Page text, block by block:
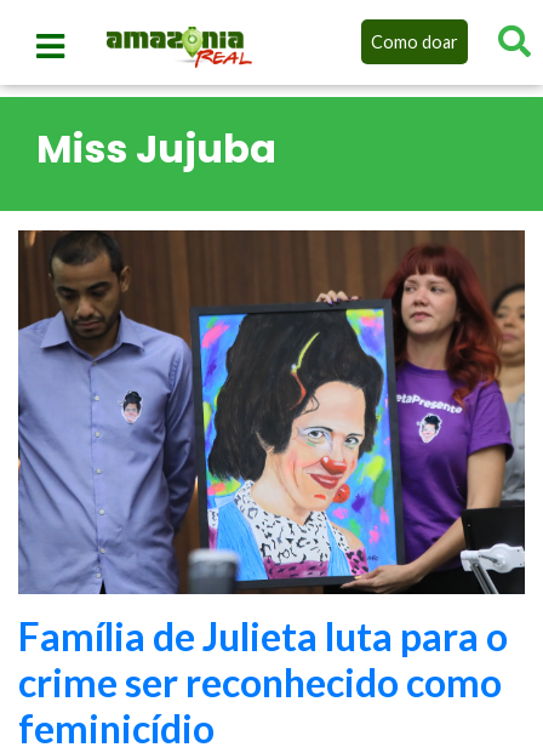
Como doar
Miss Jujuba
Família de Julieta luta para o
crime ser reconhecido como
feminicídio